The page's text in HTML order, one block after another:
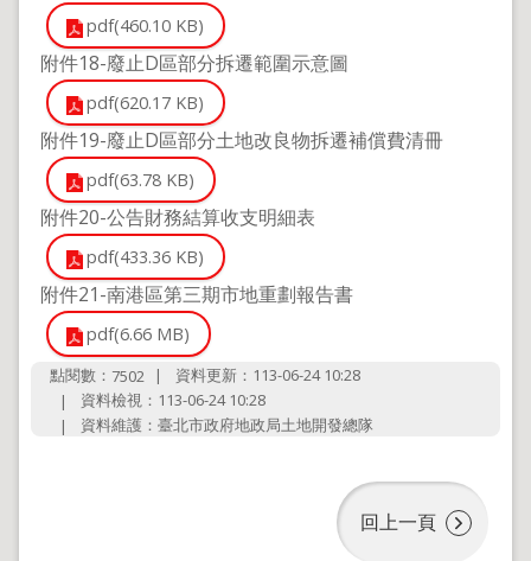
pdf(460.10 KB)
附件18-廢止D區部分拆遷範圍示意圖
pdf(620.17 KB)
附件19-廢止D區部分土地改良物拆遷補償費清冊
pdf(63.78 KB)
附件20-公告財務結算收支明細表
pdf(433.36 KB)
附件21-南港區第三期市地重劃報告書
pdf(6.66 MB)
點閱數： 7502
資料更新：113-06-24 10:28
資料檢視：113-06-24 10:28
資料維護：臺北市政府地政局土地開發總隊
回上一頁